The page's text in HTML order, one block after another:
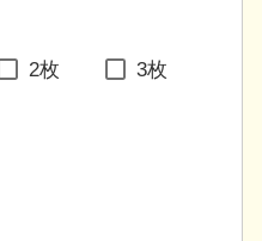
2枚 3枚